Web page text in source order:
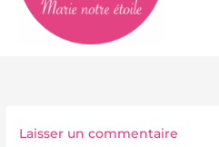
Laisser un commentaire